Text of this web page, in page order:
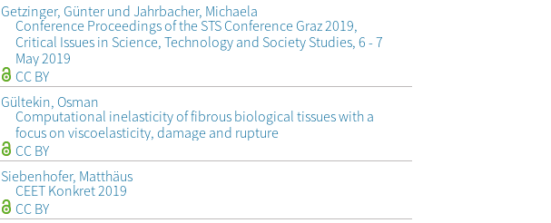
Getzinger, Günter und Jahrbacher, Michaela
Conference Proceedings of the STS Conference Graz 2019,
Critical Issues in Science, Technology and Society Studies, 6 - 7
May 2019
CC BY
Gültekin, Osman
Computational inelasticity of fibrous biological tissues with a
focus on viscoelasticity, damage and rupture
CC BY
Siebenhofer, Matthäus
CEET Konkret 2019
CC BY